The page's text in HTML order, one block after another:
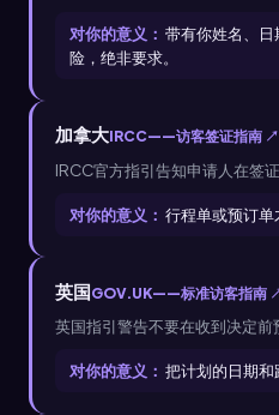
对你的意义： 带有你姓名、
险，绝非要求。
加拿大IRCC——访客签证指南 ↗
IRCC官方指引告知申请人在签
对你的意义： 行程单或预订
英国GOV.UK——标准访客指南
英国指引警告不要在收到决定
对你的意义： 把计划的日期